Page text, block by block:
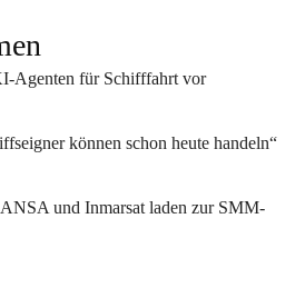
Agenten für Schifffahrt vor
können schon heute handeln“
und Inmarsat laden zur SMM-